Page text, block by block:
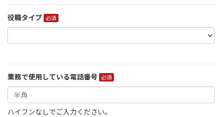
役職タイプ
業務で使用している電話番号
ハイフンなしでご入力ください。